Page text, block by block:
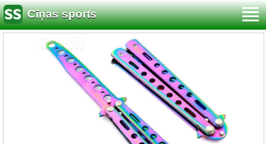
Cīņas sports